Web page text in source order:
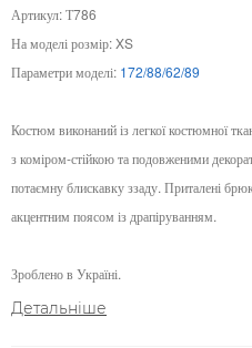
Артикул: Т786
На моделі розмір: XS
Параметри моделі: 172/88/62/89
Костюм виконаний із легкої костюмної
з коміром-стійкою та подовженими
потаємну блискавку ззаду. Приталені
акцентним поясом із драпіруванням.
Зроблено в Україні.
Детальніше